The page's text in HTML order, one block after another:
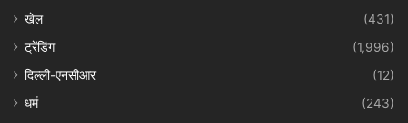
खेल
(431)
ट्रेंडिंग
(1,996)
दिल्ली-एनसीआर
(12)
धर्म
(243)